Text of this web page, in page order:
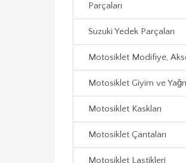
Parçaları
Suzuki Yedek Parçaları
Motosiklet Modifiye,
Motosiklet Giyim ve
Motosiklet Kaskları
Motosiklet Çantaları
Motosiklet Lastikleri